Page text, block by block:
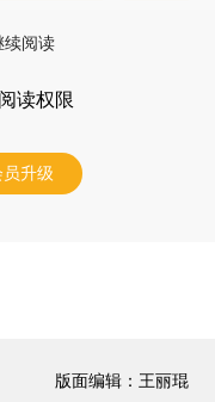
续阅读
读权限
升级
版面编辑：王丽琨